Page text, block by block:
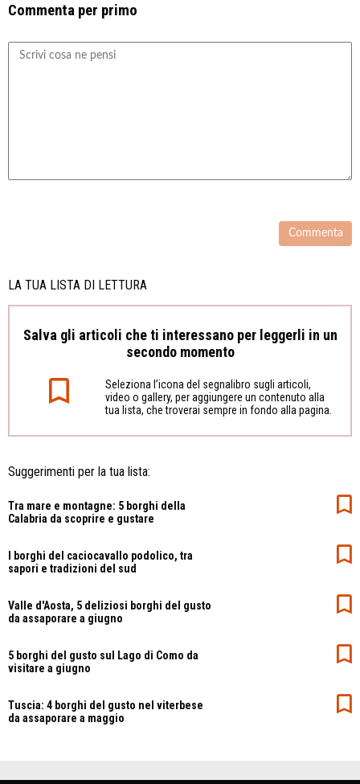
Commenta per primo
LA TUA LISTA DI LETTURA
Salva gli articoli che ti interessano per leggerli in un
secondo momento
Seleziona l’icona del segnalibro sugli articoli,
video o gallery, per aggiungere un contenuto alla
tua lista, che troverai sempre in fondo alla pagina.
Suggerimenti per la tua lista:
Tra mare e montagne: 5 borghi della
Calabria da scoprire e gustare
I borghi del caciocavallo podolico, tra
sapori e tradizioni del sud
Valle d'Aosta, 5 deliziosi borghi del gusto
da assaporare a giugno
5 borghi del gusto sul Lago di Como da
visitare a giugno
Tuscia: 4 borghi del gusto nel viterbese
da assaporare a maggio